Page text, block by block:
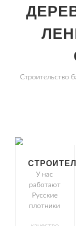
Строительство
У нас
работают
Русские
плотники